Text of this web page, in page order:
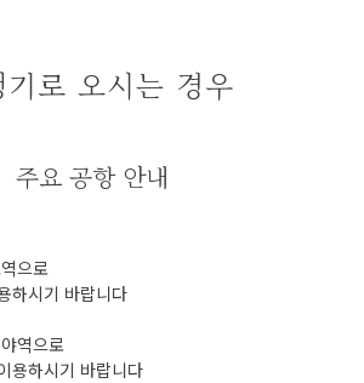
기로 오시는 경우
주요 공항 안내
으로
하시기 바랍니다
역으로
용하시기 바랍니다